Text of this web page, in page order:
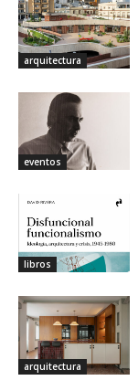
arquitectura
eventos
libros
arquitectura